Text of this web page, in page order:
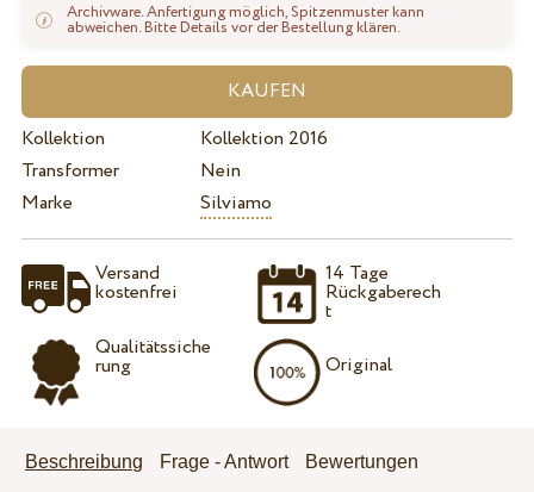
Archivware. Anfertigung möglich, Spitzenmuster kann
abweichen. Bitte Details vor der Bestellung klären.
Kollektion
Kollektion 2016
Transformer
Nein
Marke
Silviamo
Versand
kostenfrei
Qualitätssiche
rung
14 Tage
Rückgaberech
t
Original
Beschreibung Frage - Antwort Bewertungen